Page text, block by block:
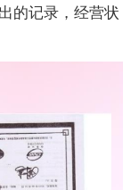
的记录，经营状